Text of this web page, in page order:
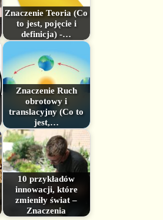
Znaczenie Teoria (Co
to jest, pojęcie i
definicja) -…
Znaczenie Ruch
obrotowy i
translacyjny (Co to
jest,…
10 przykładów
innowacji, które
zmieniły świat –
Znaczenia